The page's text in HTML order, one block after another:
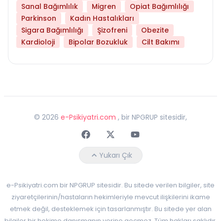
Sanal Bağımlılık
Migren
Opiat Bağımlılığı
Parkinson
Kadın Hastalıkları
Sigara Bağımlılığı
Şizofreni
Obezite
Kardioloji
Bipolar Bozukluk Cilt Bakımı
© 2026 e-Psikiyatri.com , bir NPGRUP sitesidir,
FaceebokTwitterYoutube
Yukarı Çık
e-Psikiyatri.com bir NPGRUP sitesidir. Bu sitede verilen bilgiler, site
ziyaretçilerinin/hastaların hekimleriyle mevcut ilişkilerini ikame
etmek değil, desteklemek için tasarlanmıştır. Bu sitede yer alan